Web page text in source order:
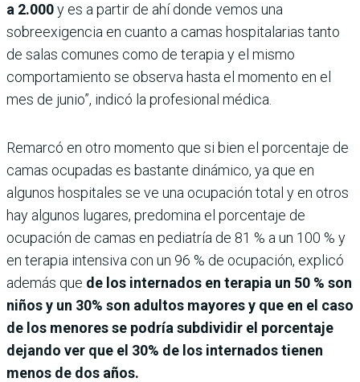
a 2.000y es a partir de ahí donde vemos una
sobreexigencia en cuanto a camas hospitalarias tanto
de salas comunes como de terapia y el mismo
comportamiento se observa hasta el momento en el
mes de junio”, indicó la profesional médica.
Remarcó en otro momento que si bien el porcentaje de
camas ocupadas es bastante dinámico, ya que en
algunos hospitales se ve una ocupación total y en otros
hay algunos lugares, predomina el porcentaje de
ocupación de camas en pediatría de 81 % a un 100 % y
en terapia intensiva con un 96 % de ocupación, explicó
además que de los internados en terapia un 50 % son
niños y un 30% son adultos mayores y que en el caso
de los menores se podría subdividir el porcentaje
dejando ver que el 30% de los internados tienen
menos de dos años.